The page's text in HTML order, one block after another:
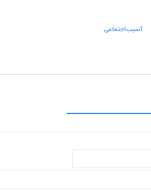
آسیب‌ اجتماعی